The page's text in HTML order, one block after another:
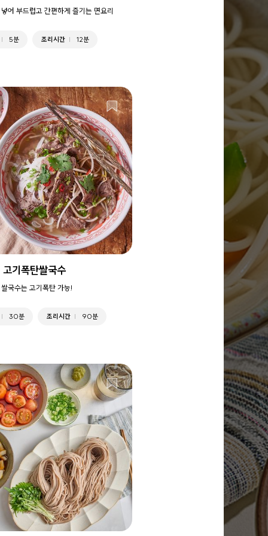
어 부드럽고 간편하게 즐기는 면요리
5분 조리시간 12분
고기폭탄쌀국수
국수는 고기폭탄 가능!
30분 조리시간 90분